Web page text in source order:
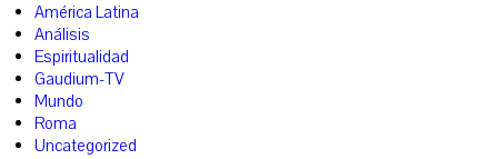
América Latina
Análisis
Espiritualidad
Gaudium-TV
Mundo
Roma
Uncategorized